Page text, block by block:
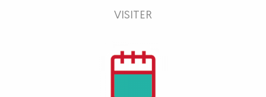
VISITER